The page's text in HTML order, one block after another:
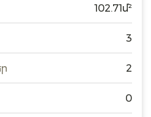
102.71մ²
3
2
0